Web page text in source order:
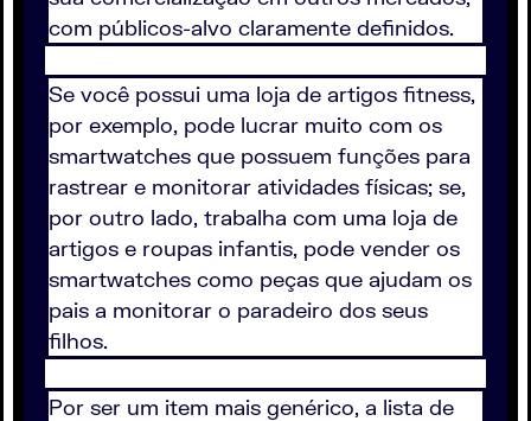
com públicos-alvo claramente definidos.
Se você possui uma loja de artigos fitness,
por exemplo, pode lucrar muito com os
smartwatches que possuem funções para
rastrear e monitorar atividades físicas; se,
por outro lado, trabalha com uma loja de
artigos e roupas infantis, pode vender os
smartwatches como peças que ajudam os
pais a monitorar o paradeiro dos seus
filhos.
Por ser um item mais genérico, a lista de